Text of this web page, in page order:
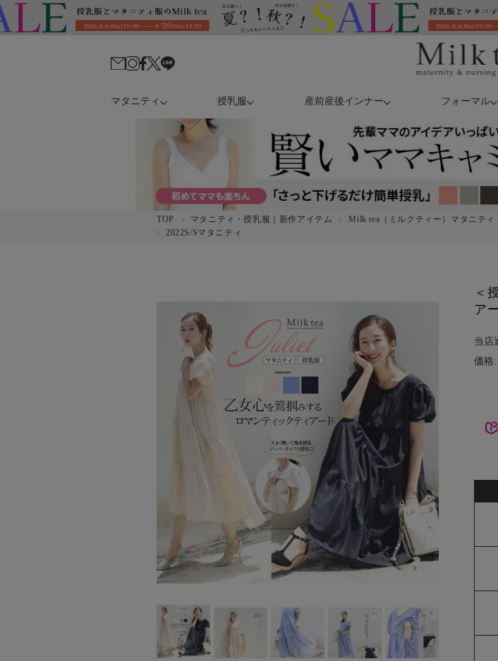
マタニティ 授乳服 産前産後インナー フォーマル
TOP マタニティ・授乳服｜新作アイテム Milk tea（ミルクティー）マタニティ
2022S/Sマタニティ
＜
ア
当店
価格: